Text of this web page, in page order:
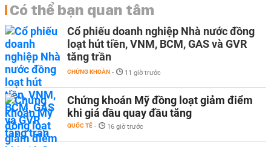
Có thể bạn quan tâm
Cổ phiếu doanh nghiệp Nhà nước đồng
loạt hút tiền, VNM, BCM, GAS và GVR
tăng trần
CHỨNG KHOÁN - 11 giờ trước
Chứng khoán Mỹ đồng loạt giảm điểm
khi giá dầu quay đầu tăng
QUỐC TẾ - 16 giờ trước